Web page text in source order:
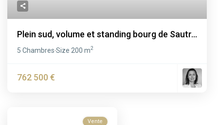
Plein sud, volume et standing bourg de Sautr...
5 Chambres·Size 200 m2
762 500 €
Vente